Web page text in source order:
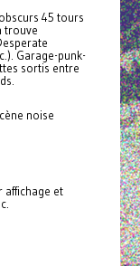
45 tours
trouve
Garage-punk-
sortis entre
noise
affichage et